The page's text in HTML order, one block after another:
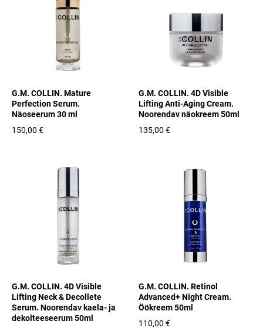
G.M. COLLIN. Mature
Perfection Serum.
Näoseerum 30 ml
150,00 €
G.M. COLLIN. 4D Visible
Lifting Anti-Aging Cream.
Noorendav näokre em 50ml
135,00 €
G.M. COLLIN. 4D Visible
Lifting Neck & Decollete
Serum. Noorendav kaela- ja
dekolteeseeru m 50ml
G.M. COLLIN. Retinol
Advanced+ Night Cream.
Öökreem 50ml
110,00 €